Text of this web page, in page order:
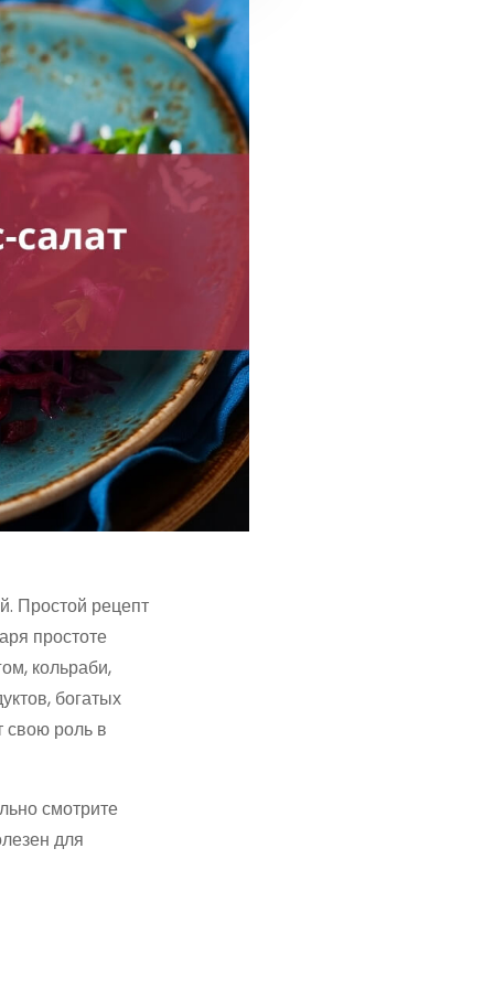
Простой рецепт
простоте
кольраби,
богатых
свою роль в
смотрите
для